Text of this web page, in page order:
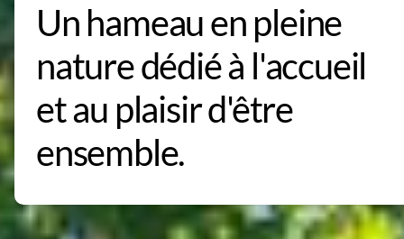
Un hameau en pleine
nature dédié à l'accueil
et au plaisir d'être
ensemble.
La salle & sa terrasse
Equipements & Services
Chambres
Tentes Safari
Gîte Prunier